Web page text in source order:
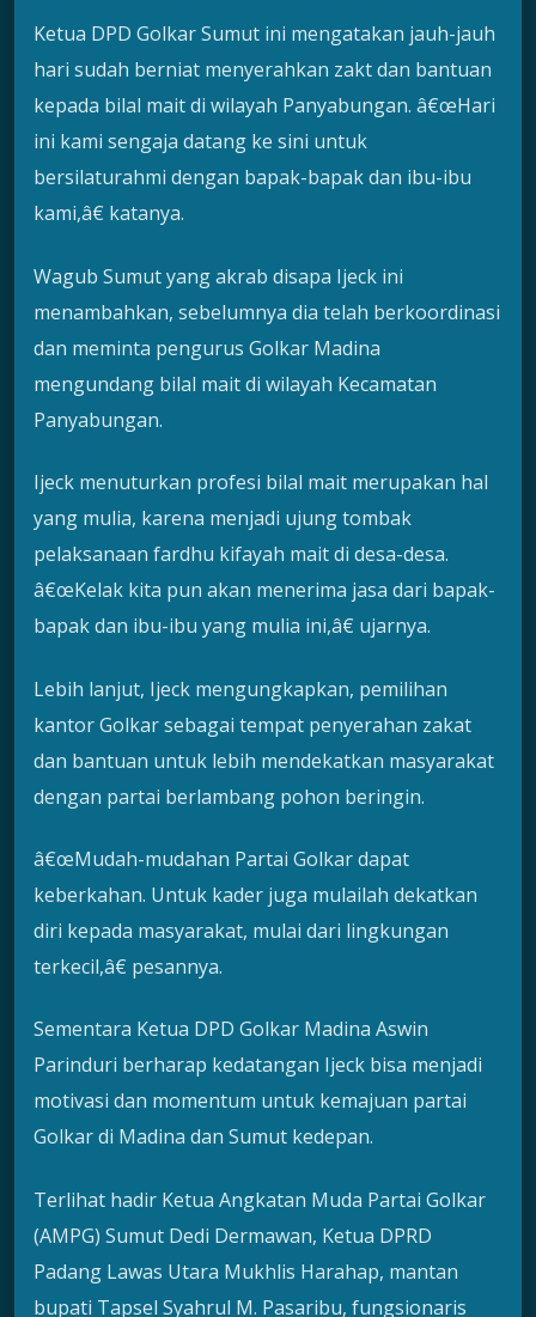
Ketua DPD Golkar Sumut ini mengatakan jauh-jauh
hari sudah berniat menyerahkan zakt dan bantuan
kepada bilal mait di wilayah Panyabungan. â€œHari
ini kami sengaja datang ke sini untuk
bersilaturahmi dengan bapak-bapak dan ibu-ibu
kami,â€ katanya.
Wagub Sumut yang akrab disapa Ijeck ini
menambahkan, sebelumnya dia telah berkoordinasi
dan meminta pengurus Golkar Madina
mengundang bilal mait di wilayah Kecamatan
Panyabungan.
Ijeck menuturkan profesi bilal mait merupakan hal
yang mulia, karena menjadi ujung tombak
pelaksanaan fardhu kifayah mait di desa-desa.
â€œKelak kita pun akan menerima jasa dari bapak-
bapak dan ibu-ibu yang mulia ini,â€ ujarnya.
Lebih lanjut, Ijeck mengungkapkan, pemilihan
kantor Golkar sebagai tempat penyerahan zakat
dan bantuan untuk lebih mendekatkan masyarakat
dengan partai berlambang pohon beringin.
â€œMudah-mudahan Partai Golkar dapat
keberkahan. Untuk kader juga mulailah dekatkan
diri kepada masyarakat, mulai dari lingkungan
terkecil,â€ pesannya.
Sementara Ketua DPD Golkar Madina Aswin
Parinduri berharap kedatangan Ijeck bisa menjadi
motivasi dan momentum untuk kemajuan partai
Golkar di Madina dan Sumut kedepan.
Terlihat hadir Ketua Angkatan Muda Partai Golkar
(AMPG) Sumut Dedi Dermawan, Ketua DPRD
Padang Lawas Utara Mukhlis Harahap, mantan
bupati Tapsel Syahrul M. Pasaribu, fungsionaris